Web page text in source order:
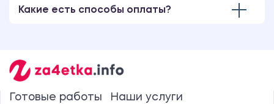
Какие есть способы оплаты?
Готовые работы
Наши услуги